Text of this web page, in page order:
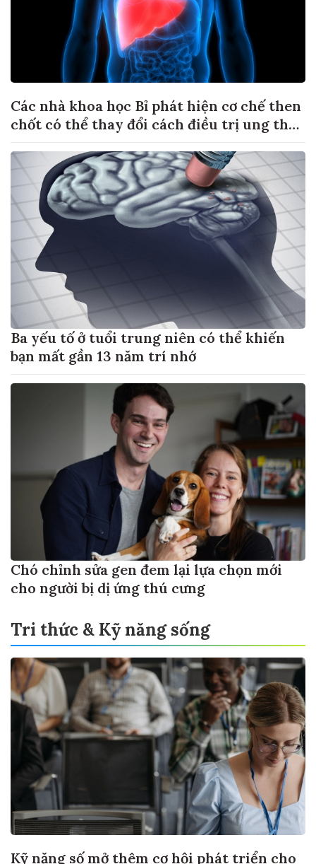
Các nhà khoa học Bỉ phát hiện cơ chế then
chốt có thể thay đổi cách điều trị ung thư
Ba yếu tố ở tuổi trung niên có thể khiến
bạn mất gần 13 năm trí nhớ
Chó chỉnh sửa gen đem lại lựa chọn mới
cho người bị dị ứng thú cưng
Tri thức & Kỹ năng sống
Kỹ năng số mở thêm cơ hội phát triển cho